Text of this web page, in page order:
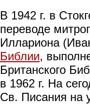
В 1942 г. в
переводе
Иллариона
Библии,
Британского
в 1962 г. На
Св. Писания на